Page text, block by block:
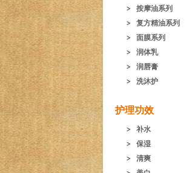
按摩油系列
复方精油系列
面膜系列
润体乳
润唇膏
洗沐护
护理功效
补水
保湿
清爽